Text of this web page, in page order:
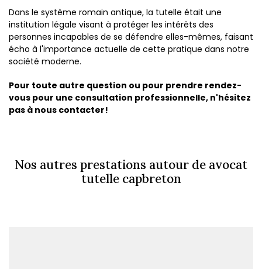
Dans le système romain antique, la tutelle était une
institution légale visant à protéger les intérêts des
personnes incapables de se défendre elles-mêmes, faisant
écho à l'importance actuelle de cette pratique dans notre
société moderne.
Pour toute autre question ou pour prendre rendez-
vous pour une consultation professionnelle, n'hésitez
pas à nous contacter!
Nos autres prestations autour de avocat
tutelle capbreton